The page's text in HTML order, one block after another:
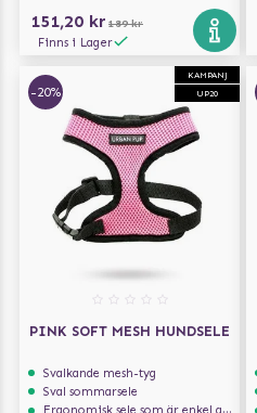
151,20 kr 189 kr
Finns i Lager
KAMPANJ
UP20
-20%
PINK SOFT MESH HUNDSELE
Svalkande mesh-tyg
Sval sommarsele